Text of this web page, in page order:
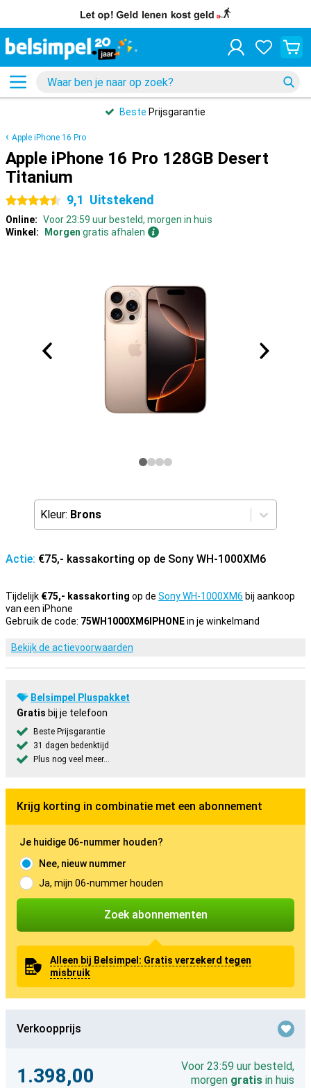
Beste Prijsgarantie
Apple iPhone 16 Pro
Apple iPhone 16 Pro 128GB Desert
Titanium
4.5 sterren 9,1 Uitstekend
Online: Voor 23:59 uur besteld, morgen in huis
Winkel:
Morgen gratis afhalen
Kleur: Brons
Actie: €75,- kassakorting op de Sony WH-1000XM6
Tijdelijk €75,- kassakorting op de Sony WH-1000XM6 bij aankoop
van een iPhone
Gebruik de code: 75WH1000XM6IPHONEin je winkelmand
Bekijk de actievoorwaarden
Belsimpel Pluspakket
Gratis bij je telefoon
Beste Prijsgarantie
31 dagen bedenktijd
Plus nog veel meer...
Krijg korting in combinatie met een abonnement
Je huidige 06-nummer houden?
Nee, nieuw nummer
Ja, mijn 06-nummer houden
Zoek abonnementen
Alleen bij Belsimpel: Gratis verzekerd tegen
misbruik
Verkoopprijs
1.398,00
Voor 23:59 uur besteld,
morgen gratis in huis